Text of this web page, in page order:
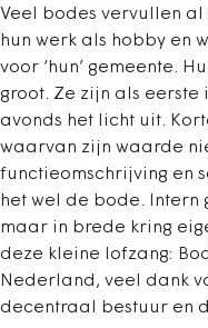
Veel bodes vervullen
hun werk als hobby en
voor ‘hun’ gemeente.
groot. Ze zijn als eerste
avonds het licht uit.
waarvan zijn waarde
functieomschrijving en
het wel de bode. Intern
maar in brede kring
deze kleine lofzang:
Nederland, veel dank
decentraal bestuur en